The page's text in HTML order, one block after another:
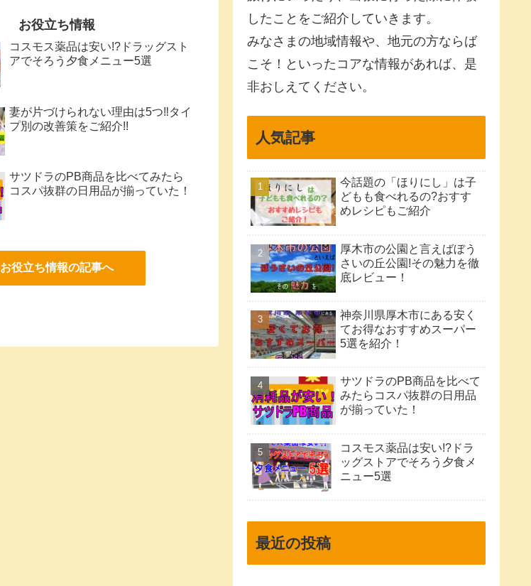
お役立ち情報
コスモス薬品は安い!?ドラッグスト
アでそろう夕食メニュー5選
妻が片づけられない理由は5つ‼タイ
プ別の改善策をご紹介!!
サツドラのPB商品を比べてみたら
コスパ抜群の日用品が揃っていた！
お役立ち情報の記事へ
したことをご紹介していきます。
みなさまの地域情報や、地元の方ならば
こそ！といったコアな情報があれば、是
非おしえてください。
人気記事
今話題の「ほりにし」は子
どもも食べれるの?おすす
めレシピもご紹介
厚木市の公園と言えばぼう
さいの丘公園!その魅力を徹
底レビュー！
神奈川県厚木市にある安く
てお得なおすすめスーパー
5選を紹介！
サツドラのPB商品を比べて
みたらコスパ抜群の日用品
が揃っていた！
コスモス薬品は安い!?ドラ
ッグストアでそろう夕食メ
ニュー5選
最近の投稿